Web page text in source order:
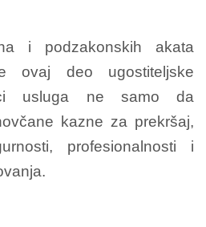
i podzakonskih akata
ovaj deo ugostiteljske
usluga ne samo da
kazne za prekršaj,
profesionalnosti i